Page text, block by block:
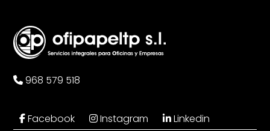
968 579 518
Facebook Instagram
Linkedin